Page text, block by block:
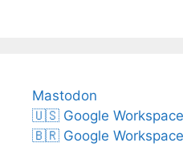
Mastodon
🇺🇸 Google
🇧🇷 Google